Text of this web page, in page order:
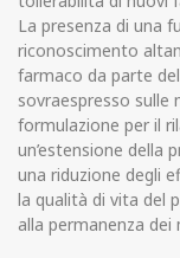
La presenza di una
riconoscimento
farmaco da parte
sovraespresso sulle
formulazione per il
un’estensione della
una riduzione degli
la qualità di vita del
alla permanenza